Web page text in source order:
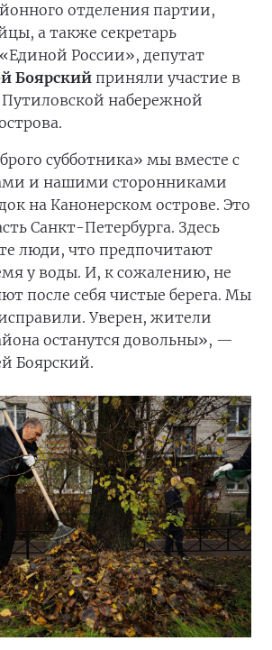
отделения партии,
а также секретарь
России», депутат
Боярский приняли участие в
Путиловской набережной
субботника» мы вместе с
и нашими сторонниками
на Канонерском острове. Это
Санкт-Петербурга. Здесь
люди, что предпочитают
у воды. И, к сожалению, не
после себя чистые берега. Мы
Уверен, жители
останутся довольны», —
Боярский.